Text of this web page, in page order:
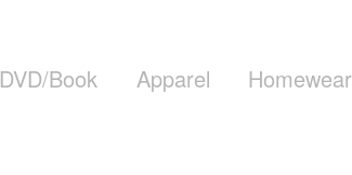
DVD/Book Apparel Homewear